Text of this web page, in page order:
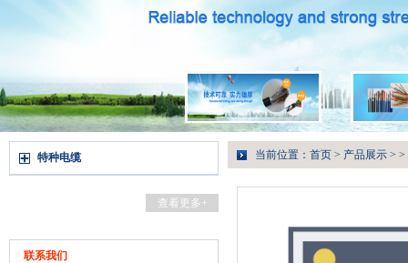
特种电缆
查看更多+
联系我们
当前位置： 首页 > 产品展示 > >